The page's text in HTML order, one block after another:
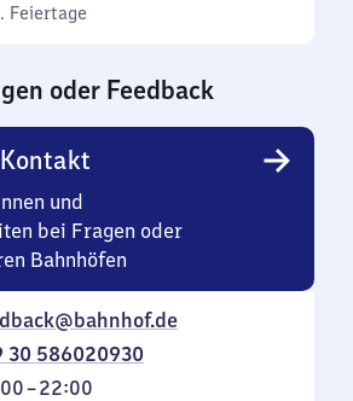
Feiertage
oder Feedback
und
bei Fragen oder
Bahnhöfen
30 586020930
–22:00